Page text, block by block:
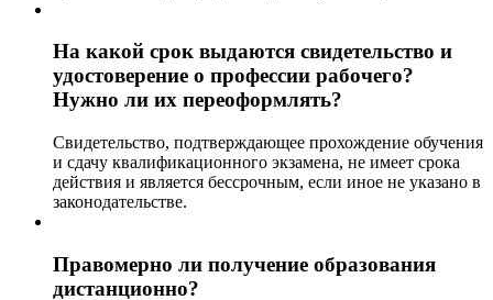
На какой срок выдаются свидетельство и
удостоверение о профессии рабочего?
Нужно ли их переоформлять?
Свидетельство, подтверждающее прохождение обучения
и сдачу квалификационного экзамена, не имеет срока
действия и является бессрочным, если иное не указано в
законодательстве.
Правомерно ли получение образования
дистанционно?